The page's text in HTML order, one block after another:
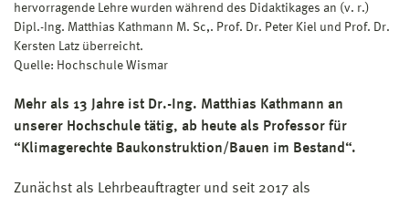
hervorragende Lehre wurden während des Didaktikages an (v. r.)
Dipl.-Ing. Matthias Kathmann M. Sc,. Prof. Dr. Peter Kiel und Prof. Dr.
Kersten Latz überreicht.
Quelle: Hochschule Wismar
Mehr als 13 Jahre ist Dr.-Ing. Matthias Kathmann an
unserer Hochschule tätig, ab heute als Professor für
“Klimagerechte Baukonstruktion/Bauen im Bestand“.
Zunächst als Lehrbeauftragter und seit 2017 als